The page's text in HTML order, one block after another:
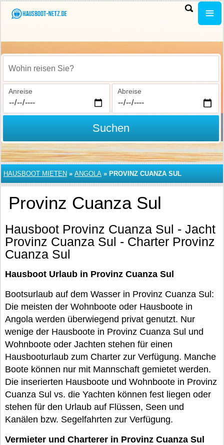
Wohin reisen Sie?
Anreise Abreise
Suchen
HAUSBOOT MIETEN » ANGOLA » PROVINZ CUANZA SUL
Provinz Cuanza Sul
Hausboot Provinz Cuanza Sul - Jacht
Provinz Cuanza Sul - Charter Provinz
Cuanza Sul
Hausboot Urlaub in Provinz Cuanza Sul
Bootsurlaub auf dem Wasser in Provinz Cuanza Sul:
Die meisten der Wohnboote oder Hausboote in
Angola werden überwiegend privat genutzt. Nur
wenige der Hausboote in Provinz Cuanza Sul und
Wohnboote oder Jachten stehen für einen
Hausbooturlaub zum Charter zur Verfügung. Manche
Boote können nur mit Mannschaft gemietet werden.
Die inserierten Hausboote und Wohnboote in Provinz
Cuanza Sul vs. die Yachten können fest liegen oder
stehen für den Urlaub auf Flüssen, Seen und
Kanälen bzw. Segelfahrten zur Verfügung.
Vermieter und Charterer in Provinz Cuanza Sul